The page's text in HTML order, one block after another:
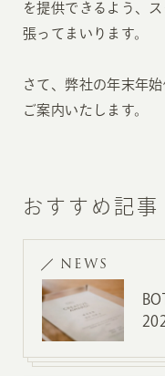
を提供できるよう、
張ってまいります。
さて、弊社の年末年
ご案内いたします。
おすすめ記事
NEWS